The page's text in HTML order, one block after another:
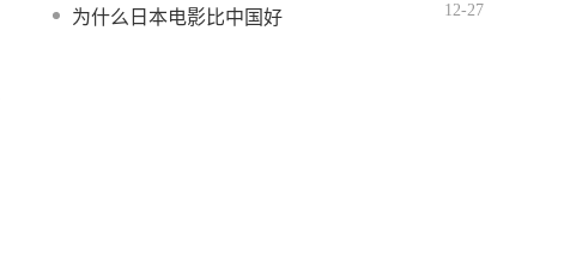
为什么日本电影比中国好 12-27